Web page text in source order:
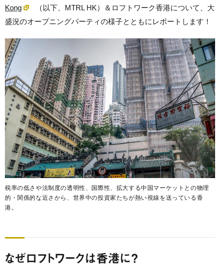
Kong
（以下、MTRL HK）＆ロフトワーク香港について、大
盛況のオープニングパーティの様子とともにレポートします！
税率の低さや法制度の透明性、国際性、拡大する中国マーケットとの物理
的・関係的な近さから、世界中の投資家たちが熱い視線を送っている香
港。
なぜロフトワークは香港に？